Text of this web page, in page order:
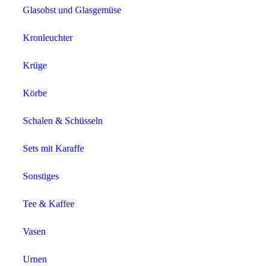
Glasobst und Glasgemüse
Kronleuchter
Krüge
Körbe
Schalen & Schüsseln
Sets mit Karaffe
Sonstiges
Tee & Kaffee
Vasen
Urnen